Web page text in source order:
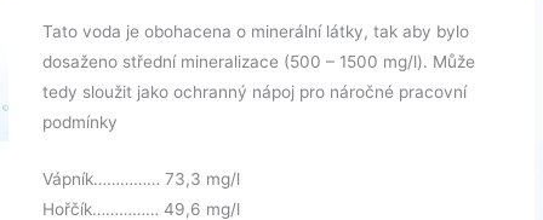
Tato voda je obohacena o minerální látky, tak aby bylo
dosaženo střední mineralizace (500 – 1500 mg/l). Může
tedy sloužit jako ochranný nápoj pro náročné pracovní
podmínky
Vápník…………… 73,3 mg/l
Hořčík…………… 49,6 mg/l